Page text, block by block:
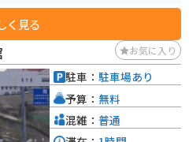
込みをそこまで気にかけなくてもよい
く見る
お気に入り
駐車： 駐車場あり
予算： 無料
混雑： 普通